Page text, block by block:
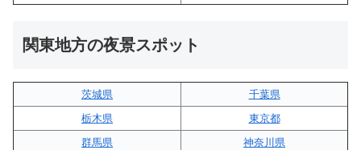
関東地方の夜景スポット
茨城県
千葉県
栃木県
東京都
群馬県
神奈川県